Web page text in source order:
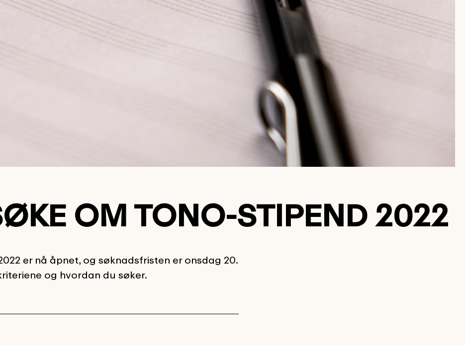
OM TONO-STIPEND 2022
er nå åpnet, og søknadsfristen er onsdag 20.
og hvordan du søker.